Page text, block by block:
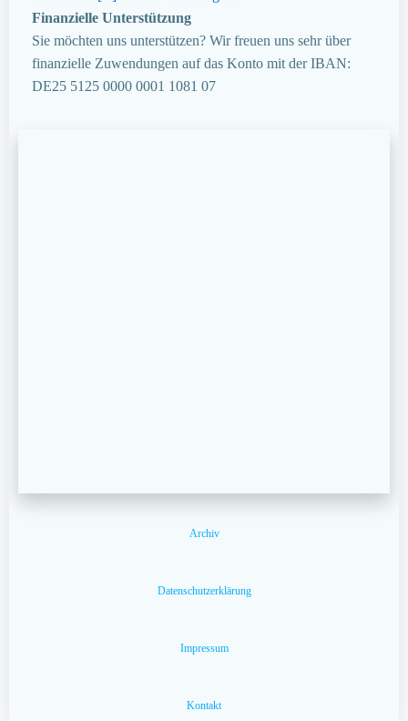
Finanzielle Unterstützung
Sie möchten uns unterstützen? Wir freuen uns sehr über
finanzielle Zuwendungen auf das Konto mit der IBAN:
DE25 5125 0000 0001 1081 07
Archiv
Datenschutzerklärung
Impressum
Kontakt